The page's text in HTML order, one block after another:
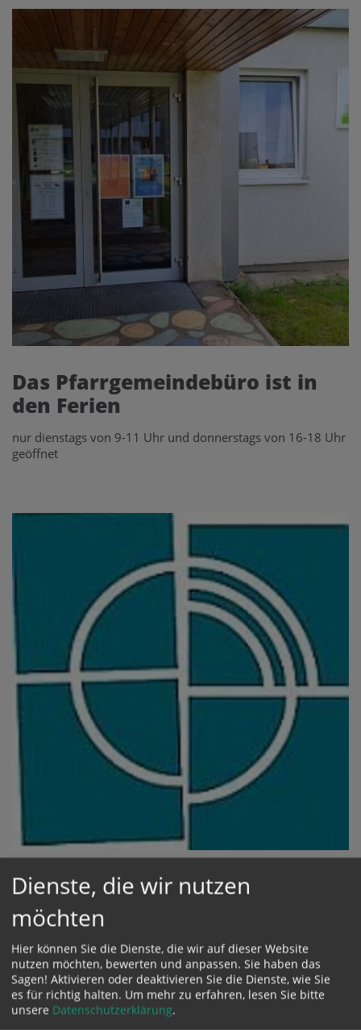
Das Pfarrgemeindebüro ist in
den Ferien
nur dienstags von 9-11 Uhr und donnerstags von 16-18 Uhr
geöffnet
Jungschar
Kids-Sommer 2026
Dienste, die wir nutzen
möchten
Hier können Sie die Dienste, die wir auf dieser Website
nutzen möchten, bewerten und anpassen. Sie haben das
Sagen! Aktivieren oder deaktivieren Sie die Dienste, wie Sie
es für richtig halten. Um mehr zu erfahren, lesen Sie bitte
unsere Datenschutzerklärung.